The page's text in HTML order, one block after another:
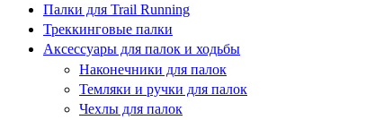
Палки для Trail Running
Треккинговые палки
Аксессуары для палок и ходьбы
Наконечники для палок
Темляки и ручки для палок
Чехлы для палок